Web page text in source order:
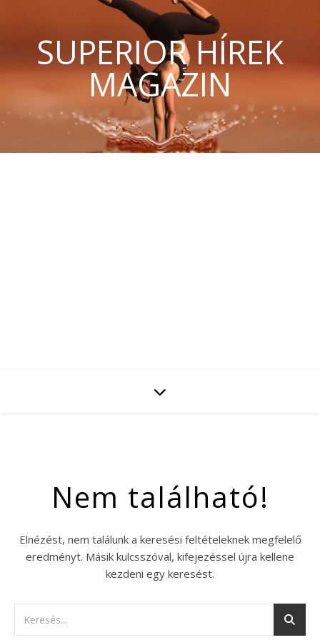
SUPERIOR HÍREK
MAGAZIN
Nem található!
Elnézést, nem találunk a keresési feltételeknek megfelelő
eredményt. Másik kulcsszóval, kifejezéssel újra kellene
kezdeni egy keresést.